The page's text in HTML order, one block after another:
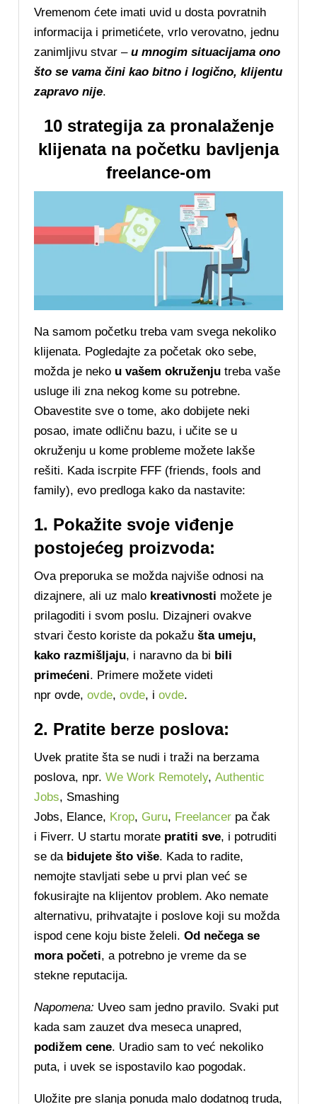
Vremenom ćete imati uvid u dosta povratnih
informacija i primetićete, vrlo verovatno, jednu
zanimljivu stvar –u mnogim situacijama ono
što se vama čini kao bitno i logično, klijentu
zapravo nije.
10 strategija za pronalaženje
klijenata na početku bavljenja
freelance-om
Na samom početku treba vam svega nekoliko
klijenata. Pogledajte za početak oko sebe,
možda je neko u vašem okruženju treba vaše
usluge ili zna nekog kome su potrebne.
Obavestite sve o tome, ako dobijete neki
posao, imate odličnu bazu, i učite se u
okruženju u kome probleme možete lakše
rešiti. Kada iscrpite FFF (friends, fools and
family), evo predloga kako da nastavite:
1. Pokažite svoje viđenje
postojećeg proizvoda:
Ova preporuka se možda najviše odnosi na
dizajnere, ali uz malo kreativnosti možete je
prilagoditi i svom poslu. Dizajneri ovakve
stvari često koriste da pokažušta umeju,
kako razmišljaju, i naravno da bi bili
primećeni. Primere možete videti
npr ovde,ovde,ovde, iovde.
2. Pratite berze poslova:
Uvek pratite šta se nudi i traži na berzama
poslova, npr.We Work Remotely,Authentic
Jobs, Smashing
Jobs, Elance, Krop, Guru, Freelancer pa čak
i Fiverr. U startu morate pratiti sve, i potruditi
se da bidujete što više. Kada to radite,
nemojte stavljati sebe u prvi plan već se
fokusirajte na klijentov problem. Ako nemate
alternativu, prihvatajte i poslove koji su možda
ispod cene koju biste želeli.Od nečega se
mora početi, a potrebno je vreme da se
stekne reputacija.
Napomena: Uveo sam jedno pravilo. Svaki put
kada sam zauzet dva meseca unapred,
podižem cene. Uradio sam to već nekoliko
puta, i uvek se ispostavilo kao pogodak.
Uložite pre slanja ponuda malo dodatnog truda,